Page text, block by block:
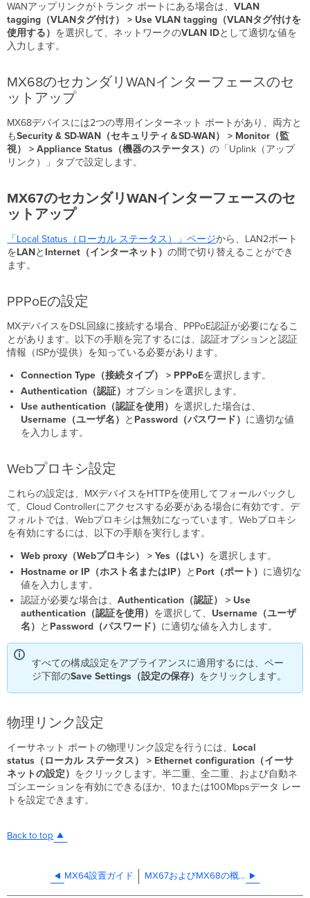
WANアップリンクがトランク ポートにある場合は、VLAN
tagging（VLANタグ付け） > Use VLAN tagging（VLANタグ付けを
使用する） を選択して、ネットワークのVLAN IDとして適切な値を
入力します。
MX68のセカンダリWANインターフェースのセ
ットアップ
MX68デバイスには2つの専用インターネット ポートがあり、両方と
もSecurity & SD-WAN（セキュリティ＆SD-WAN） > Monitor（監
視） > Appliance Status（機器のステータス）の「Uplink（アップ
リンク）」タブで設定します。
MX67のセカンダリWANインターフェースのセ
ットアップ
「Local Status（ローカル ステータス）」ページから、LAN2ポート
をLANと Internet（インターネット）の間で切り替えることができ
ます。
PPPoEの設定
MXデバイスをDSL回線に接続する場合、PPPoE認証が必要になるこ
とがあります。以下の手順を完了するには、認証オプションと認証
情報（ISPが提供）を知っている必要があります。
Connection Type（接続タイプ） > PPPoEを選択します。
Authentication（認証） オプションを選択します。
Use authentication（認証を使用） を選択した場合は、
Username（ユーザ名） と Password（パスワード） に適切な値
を入力します。
Webプロキシ設定
これらの設定は、MXデバイスをHTTPを使用してフォールバックし
て、Cloud Controllerにアクセスする必要がある場合に有効です。デ
フォルトでは、Webプロキシは無効になっています。Webプロキシ
を有効にするには、以下の手順を実行します。
Web proxy（Webプロキシ） > Yes（はい） を選択します。
Hostname or IP（ホスト名またはIP） と Port（ポート） に適切な
値を入力します。
認証が必要な場合は、 Authentication（認証）
> Use
authentication（認証を使用） を選択して、 Username（ユーザ
名） と Password（パスワード） に適切な値を入力します。
すべての構成設定をアプライアンスに適用するには、ペー
ジ下部のSaveSettings（設定の保存） をクリックします。
物理リンク設定
イーサネットポートの物理リンク設定を行うには、 Local
status（ローカル ステータス） > Ethernet configuration（イーサ
ネットの設定） をクリックします。半二重、全二重、および自動ネ
ゴシエーションを有効にできるほか、10または100Mbpsデータ レー
トを設定できます。
Back to top
MX64設置ガイド MX67およびMX68の概要と仕様